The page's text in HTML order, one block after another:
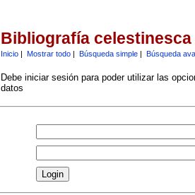
Bibliografía celestinesca
Inicio| Mostrar todo| Búsqueda simple| Búsqueda
Debe iniciar sesión para poder utilizar las
datos